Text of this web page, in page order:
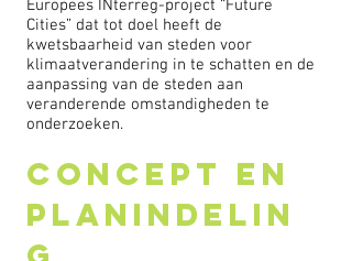
Europees INterreg-project “Future
Cities” dat tot doel heeft de
kwetsbaarheid van steden voor
klimaatverandering in te schatten en de
aanpassing van de steden aan
veranderende omstandigheden te
onderzoeken.
CONCEPT EN
PLANINDELIN